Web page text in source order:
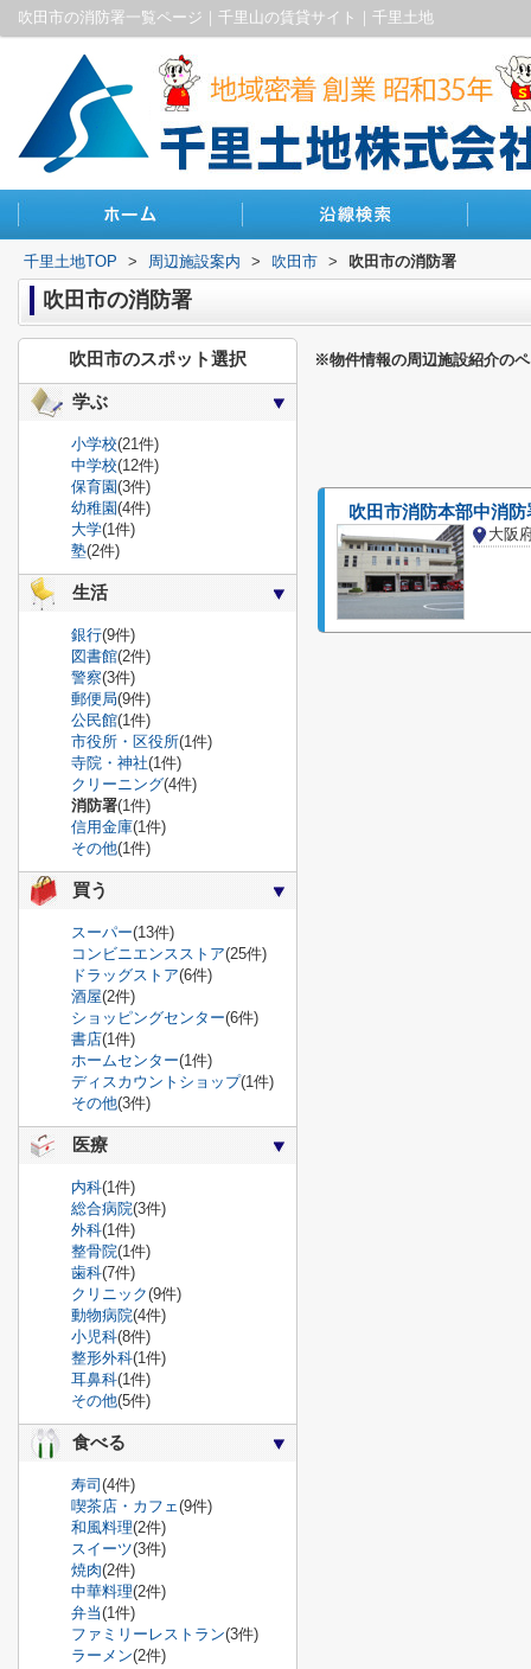
吹田市の消防署一覧ページ｜千里山の賃貸サイト｜千里土地
千里土地TOP > 周辺施設案内 > 吹田市 > 吹田市の消防署
吹田市の消防署
※物件情報の周辺施設紹介の
吹田市消防本部中消防
大阪
吹田市のスポット選択
学ぶ
小学校(21件)
中学校(12件)
保育園(3件)
幼稚園(4件)
大学(1件)
塾(2件)
生活
銀行(9件)
図書館(2件)
警察(3件)
郵便局(9件)
公民館(1件)
市役所・区役所(1件)
寺院・神社(1件)
クリーニング(4件)
消防署(1件)
信用金庫(1件)
その他(1件)
買う
スーパー(13件)
コンビニエンスストア(25件)
ドラッグストア(6件)
酒屋(2件)
ショッピングセンター(6件)
書店(1件)
ホームセンター(1件)
ディスカウントショップ(1件)
その他(3件)
医療
内科(1件)
総合病院(3件)
外科(1件)
整骨院(1件)
歯科(7件)
クリニック(9件)
動物病院(4件)
小児科(8件)
整形外科(1件)
耳鼻科(1件)
その他(5件)
食べる
寿司 (4件)
喫茶店・カフェ(9件)
和風料理(2件)
スイーツ(3件)
焼肉(2件)
中華料理(2件)
弁当(1件)
ファミリーレストラン(3件)
ラーメン(2件)